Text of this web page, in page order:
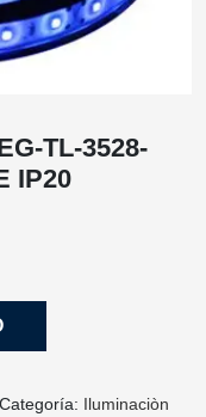
TL-3528-
IP20
Categoría: Iluminaciòn